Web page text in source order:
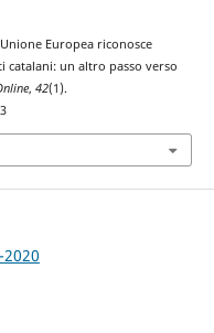
Europea riconosce
un altro passo verso
, 42(1).